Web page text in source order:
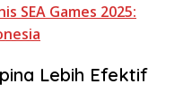
SEA Games 2025:
Lebih Efektif